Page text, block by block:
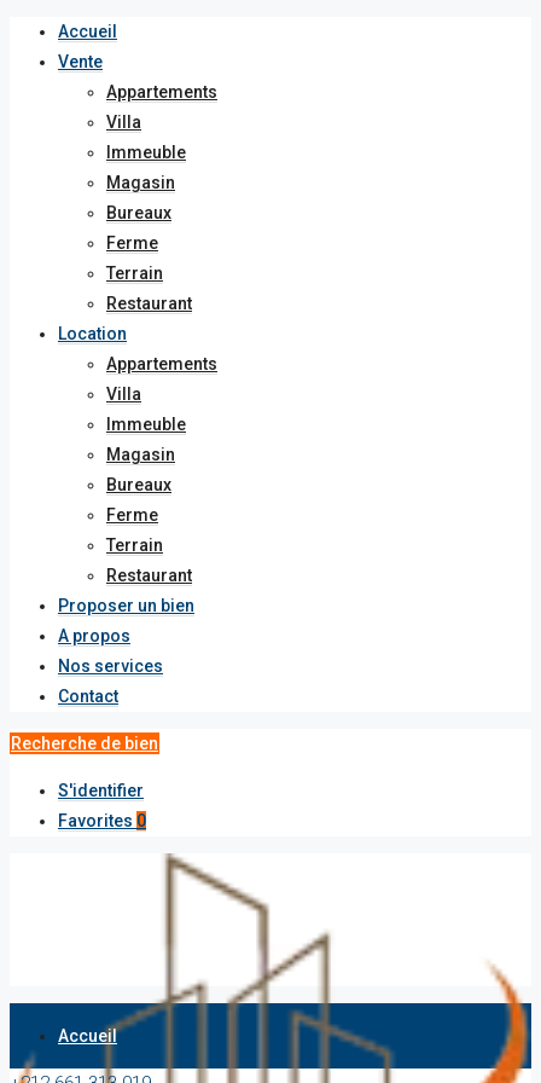
Accueil
Vente
Appartements
Villa
Immeuble
Magasin
Bureaux
Ferme
Terrain
Restaurant
Location
Appartements
Villa
Immeuble
Magasin
Bureaux
Ferme
Terrain
Restaurant
Proposer un bien
A propos
Nos services
Contact
Recherche de bien
S'identifier
Favorites 0
Accueil